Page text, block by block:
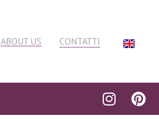
ABOUT US CONTATTI